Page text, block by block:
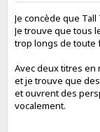
Je concède que
Je trouve que tous
trop longs de toute
Avec deux titres en
et je trouve que
et ouvrent des
vocalement.